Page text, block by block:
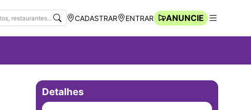
Navegação Rápida
CADASTRAR ENTRAR
ANUNCIE
Detalhes